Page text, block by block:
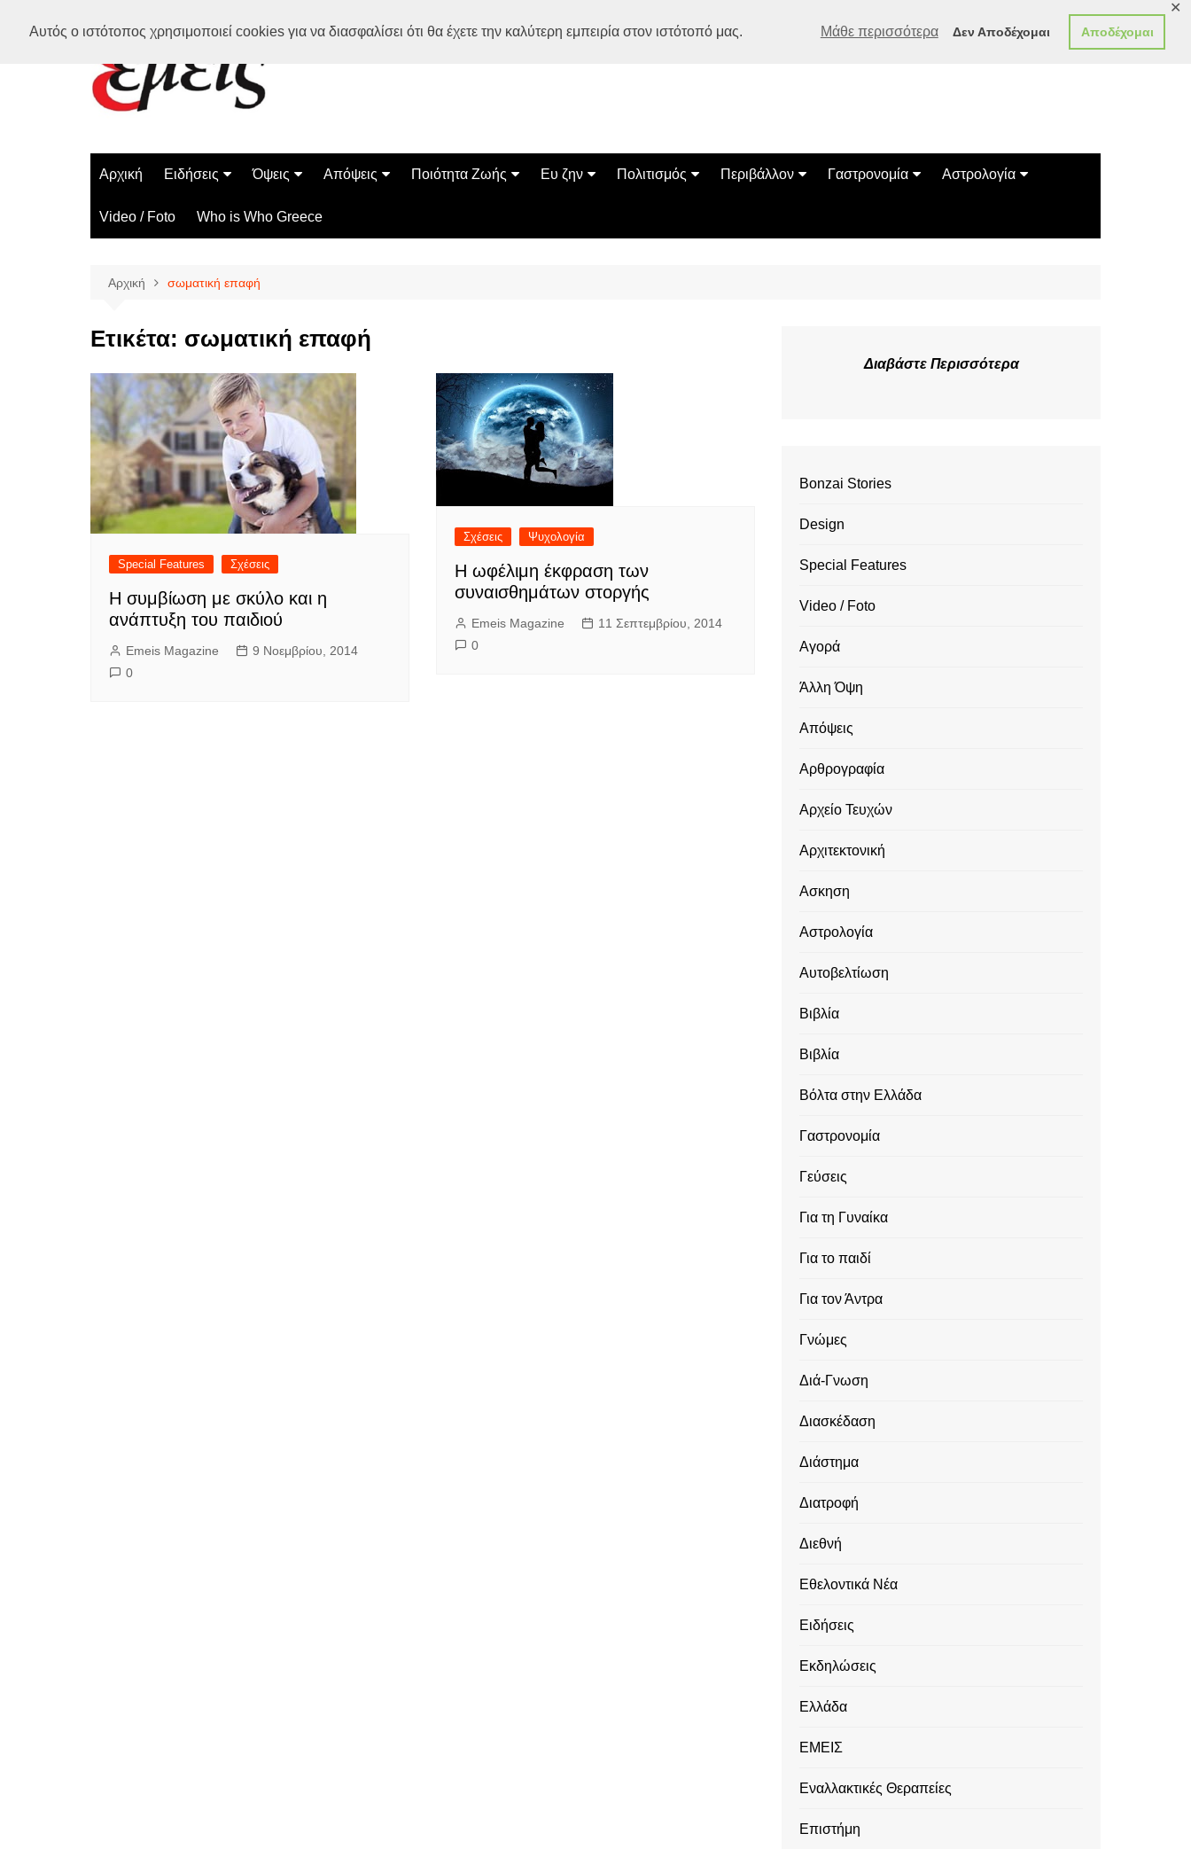
Αυτός ο ιστότοπος χρησιμοποιεί cookies για να διασφαλίσει ότι θα έχετε την καλύτερη εμπειρία στον ιστότοπό μας. Μάθε περισσότερα Δεν Αποδέχομαι Αποδέχομαι
✕
Αρχική Ειδήσεις
Ελλάδα
Διεθνή
Όψεις
Διάστημα
Επιστήμη
Περίεργα
Απόψεις
Αρθρογραφία
Ποιότητα Ζωής
Ασκηση
Ευ ζην
Αυτοβελτίωση
Πολιτισμός
Εκδηλώσεις
Περιβάλλον
Οικολογία
Γαστρονομία
Συνταγές
Αστρολογία
Κινέζικο Ωροσκόπιο
Video / Foto Who is Who Greece
Αρχική σωματική επαφή
Ετικέτα: σωματική επαφή
Special Features Σχέσεις
Η συμβίωση με σκύλο και η
ανάπτυξη του παιδιού
Emeis Magazine
9 Νοεμβρίου, 2014
0
Σχέσεις Ψυχολογία
Η ωφέλιμη έκφραση των
συναισθημάτων στοργής
Emeis Magazine
11 Σεπτεμβρίου, 2014
0
Διαβάστε Περισσότερα
Bonzai Stories
Design
Special Features
Video / Foto
Αγορά
Άλλη Όψη
Απόψεις
Αρθρογραφία
Αρχείο Τευχών
Αρχιτεκτονική
Ασκηση
Αστρολογία
Αυτοβελτίωση
Βιβλία
Βιβλία
Βόλτα στην Ελλάδα
Γαστρονομία
Γεύσεις
Για τη Γυναίκα
Για το παιδί
Για τον Άντρα
Γνώμες
Διά-Γνωση
Διασκέδαση
Διάστημα
Διατροφή
Διεθνή
Εθελοντικά Νέα
Ειδήσεις
Εκδηλώσεις
Ελλάδα
ΕΜΕΙΣ
Εναλλακτικές Θεραπείες
Επιστήμη